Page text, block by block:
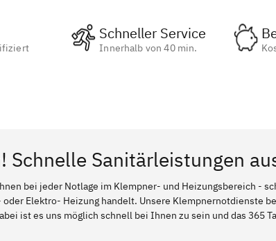
Schneller Service
Innerhalb von 40 min.
Schnelle Sanitärleistungen
bei jeder Notlage im Klempner- und Heizungsbereich -
oder Elektro- Heizung handelt. Unsere Klempnernotdienste
ist es uns möglich schnell bei Ihnen zu sein und das 365